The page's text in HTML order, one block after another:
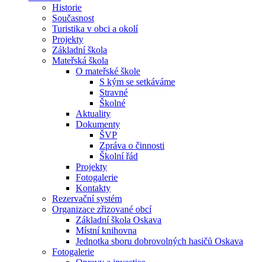
Historie
Současnost
Turistika v obci a okolí
Projekty
Základní škola
Mateřská škola
O mateřské škole
S kým se setkáváme
Stravné
Školné
Aktuality
Dokumenty
ŠVP
Zpráva o činnosti
Školní řád
Projekty
Fotogalerie
Kontakty
Rezervační systém
Organizace zřizované obcí
Základní škola Oskava
Místní knihovna
Jednotka sboru dobrovolných hasičů Oskava
Fotogalerie